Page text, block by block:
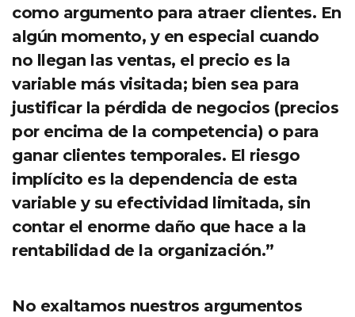
como argumento para atraer clientes. En
algún momento, y en especial cuando
no llegan las ventas, el precio es la
variable más visitada; bien sea para
justificar la pérdida de negocios (precios
por encima de la competencia) o para
ganar clientes temporales. El riesgo
implícito es la dependencia de esta
variable y su efectividad limitada, sin
contar el enorme daño que hace a la
rentabilidad de la organización.”
No exaltamos nuestros argumentos